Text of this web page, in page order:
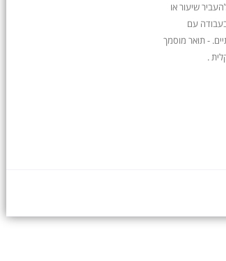
שיעור או
עם
- תואר מוסמך
.